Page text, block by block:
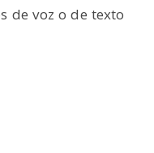
de voz o de texto